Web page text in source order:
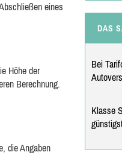
eines
Höhe der
Berechnung.
die Angaben
DAS
Bei
Klasse